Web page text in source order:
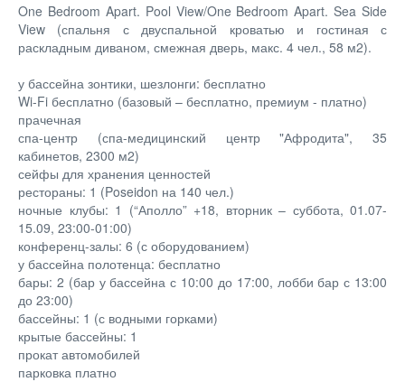
One Bedroom Apart. Pool View/One Bedroom Apart. Sea Side
View (спальня с двуспальной кроватью и гостиная с
раскладным диваном, смежная дверь, макс. 4 чел., 58 м2).
у бассейна зонтики, шезлонги: бесплатно
Wi-Fi бесплатно (базовый – бесплатно, премиум - платно)
прачечная
спа-центр (спа-медицинский центр "Афродита", 35
кабинетов, 2300 м2)
сейфы для хранения ценностей
рестораны: 1 (Poseidon на 140 чел.)
ночные клубы: 1 (“Аполло” +18, вторник – суббота, 01.07-
15.09, 23:00-01:00)
конференц-залы: 6 (с оборудованием)
у бассейна полотенца: бесплатно
бары: 2 (бар у бассейна с 10:00 до 17:00, лобби бар с 13:00
до 23:00)
бассейны: 1 (с водными горками)
крытые бассейны: 1
прокат автомобилей
парковка платно